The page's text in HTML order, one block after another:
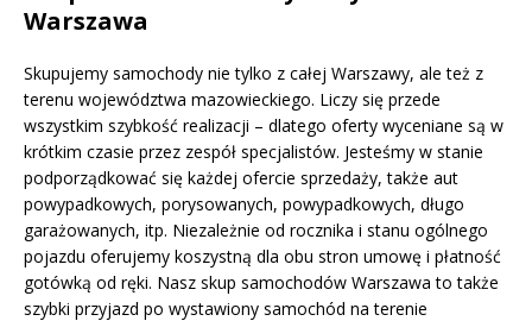
Warszawa
Skupujemy samochody nie tylko z całej Warszawy, ale też z
terenu województwa mazowieckiego. Liczy się przede
wszystkim szybkość realizacji – dlatego oferty wyceniane są w
krótkim czasie przez zespół specjalistów. Jesteśmy w stanie
podporządkować się każdej ofercie sprzedaży, także aut
powypadkowych, porysowanych, powypadkowych, długo
garażowanych, itp. Niezależnie od rocznika i stanu ogólnego
pojazdu oferujemy koszystną dla obu stron umowę i płatność
gotówką od ręki. Nasz skup samochodów Warszawa to także
szybki przyjazd po wystawiony samochód na terenie